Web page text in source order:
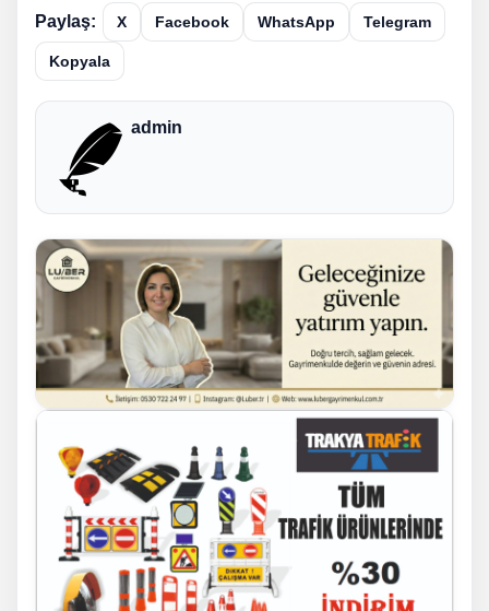
Paylaş: X Facebook WhatsApp Telegram
Kopyala
admin